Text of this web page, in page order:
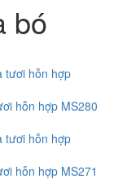
bó
hỗn hợp MS280
hỗn hợp MS271